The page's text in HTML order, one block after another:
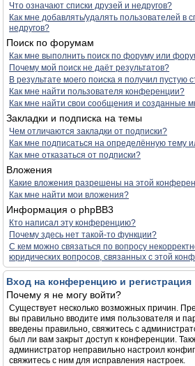
Что означают списки друзей и недругов?
Как мне добавлять/удалять пользователей в
недругов?
Поиск по форумам
Как мне выполнить поиск по форуму или
Почему мой поиск не даёт результатов?
В результате моего поиска я получил пустую
Как мне найти пользователя конференции?
Как мне найти свои сообщения и созданные
Закладки и подписка на темы
Чем отличаются закладки от подписки?
Как мне подписаться на определённую тему
Как мне отказаться от подписки?
Вложения
Какие вложения разрешены на этой
Как мне найти мои вложения?
Информация о phpBB3
Кто написал эту конференцию?
Почему здесь нет такой-то функции?
С кем можно связаться по вопросу
юридических вопросов, связанных с этой
Вход на конференцию и регистрация
Почему я не могу войти?
Существует несколько возможных причин.
вы правильно вводите имя пользователя и
введены правильно, свяжитесь с
был ли вам закрыт доступ к конференции.
администратор неправильно настроил
свяжитесь с ним для исправления настроек.